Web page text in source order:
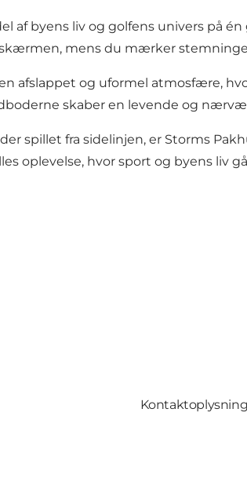
af byens liv og golfens univers på
mens du mærker
afslappet og uformel atmosfære,
skaber en levende og
spillet fra sidelinjen, er Storms
oplevelse, hvor sport og byens liv